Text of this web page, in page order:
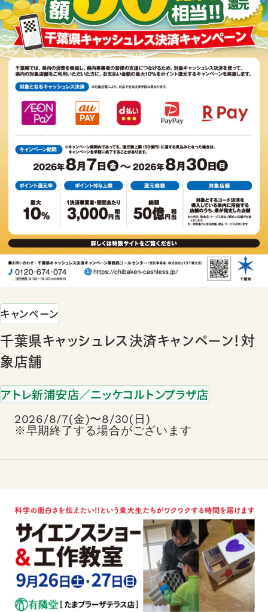
キャンペーン
千葉県キャッシュレス決済キャンペーン！対
象店舗
アトレ新浦安店／ニッケコルトンプラザ店
2026/8/7(金)〜8/30(日)
※早期終了する場合がございます